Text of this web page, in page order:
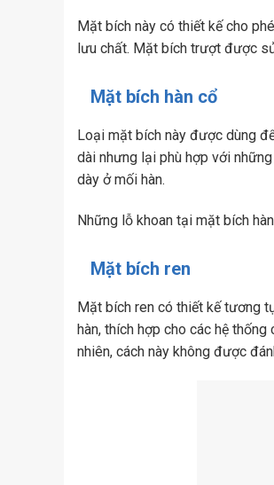
Mặt bích này có thiết kế cho
lưu chất. Mặt bích trượt được
Mặt bích hàn cổ
Loại mặt bích này được dùng
dài nhưng lại phù hợp với
dày ở mối hàn.
Những lỗ khoan tại mặt bích
Mặt bích ren
Mặt bích ren có thiết kế tương
hàn, thích hợp cho các hệ
nhiên, cách này không được